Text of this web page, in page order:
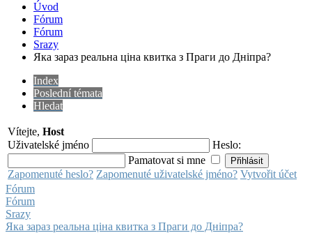
Úvod
Fórum
Fórum
Srazy
Яка зараз реальна ціна квитка з Праги до Дніпра?
Index
Poslední témata
Hledat
Vítejte, Host
Uživatelské jméno
Heslo:
Pamatovat si mne
Zapomenuté heslo? Zapomenuté uživatelské jméno? Vytvořit účet
Fórum
Fórum
Srazy
Яка зараз реальна ціна квитка з Праги до Дніпра?